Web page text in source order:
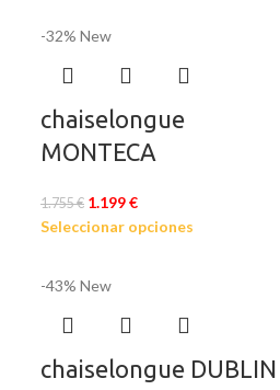
-32% New
chaiselongue
MONTECA
1.755€ 1.199€
Seleccionar opciones
-43% New
chaiselongue DUBLIN